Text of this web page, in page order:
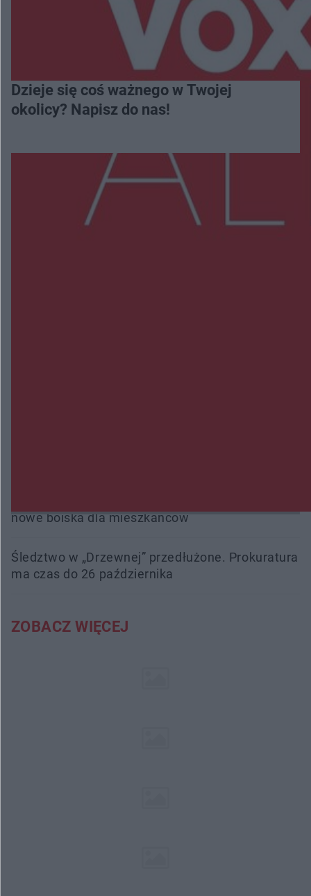
Dzieje się coś ważnego w Twojej
okolicy? Napisz do nas!
Więcej
nowe boiska dla mieszkańców
Śledztwo w „Drzewnej” przedłużone. Prokuratura
ma czas do 26 października
ZOBACZ WIĘCEJ